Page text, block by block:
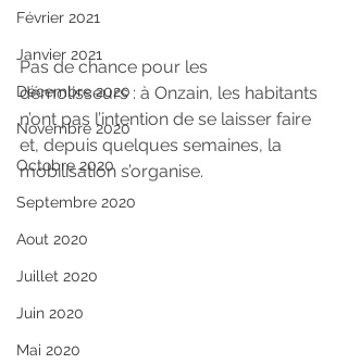
Février 2021
Janvier 2021
Décembre 2020
Novembre 2020
Octobre 2020
Septembre 2020
Aout 2020
Juillet 2020
Juin 2020
Mai 2020
Pas de chance pour les
démolisseurs : à Onzain, les habitants
n’ont pas l’intention de se laisser faire
et, depuis quelques semaines, la
mobilisation s’organise.